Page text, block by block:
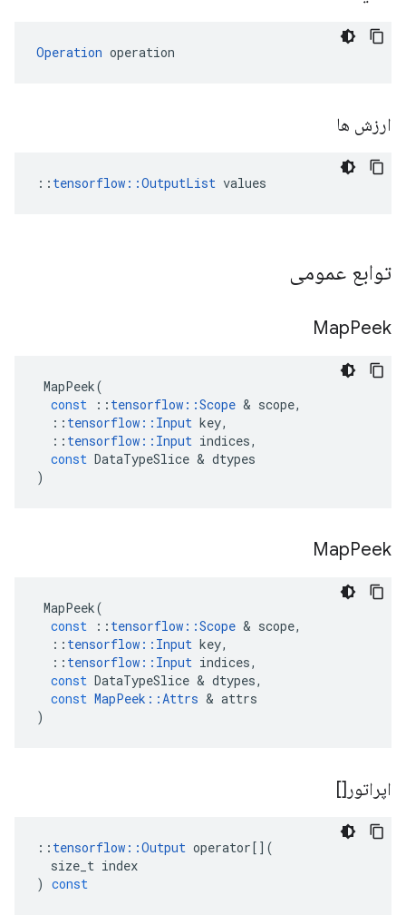
Operation operation
ارزش ها
:: tensorflow::OutputList values
توابع عمومی
MapPeek
MapPeek(
const
:: tensorflow ::Scope & scope,
:: tensorflow :: Input key,
:: tensorflow :: Input indices,
const DataTypeSlice & dtypes
)
MapPeek
MapPeek(
const
:: tensorflow ::Scope & scope,
:: tensorflow :: Input key,
:: tensorflow :: Input indices,
const DataTypeSlice & dtypes,
const MapPeek ::Attrs & attrs
)
اپراتور[]
:: tensorflow ::Output operator[](
size_t index
) const